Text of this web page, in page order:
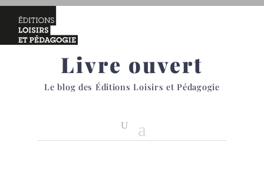
Livre ouvert
Le blog des Éditions Loisirs et Pédagogie